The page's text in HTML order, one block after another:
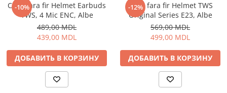
-10%
Casti fara fir Helmet Earbuds
TWS, 4 Mic ENC, Albe
489,00 MDL
439,00 MDL
ДОБАВИТЬ В КОРЗИНУ
-12%
Casti fara fir Helmet TWS
Original Series E23, Albe
569,00 MDL
499,00 MDL
ДОБАВИТЬ В КОРЗИНУ